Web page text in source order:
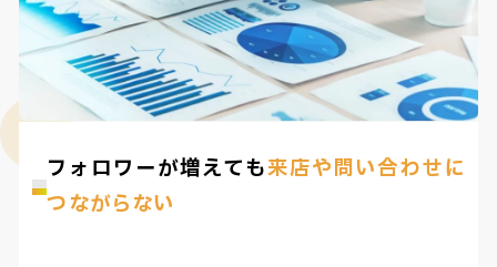
フォロワーが増えても来店や問い合わせに
つながらない